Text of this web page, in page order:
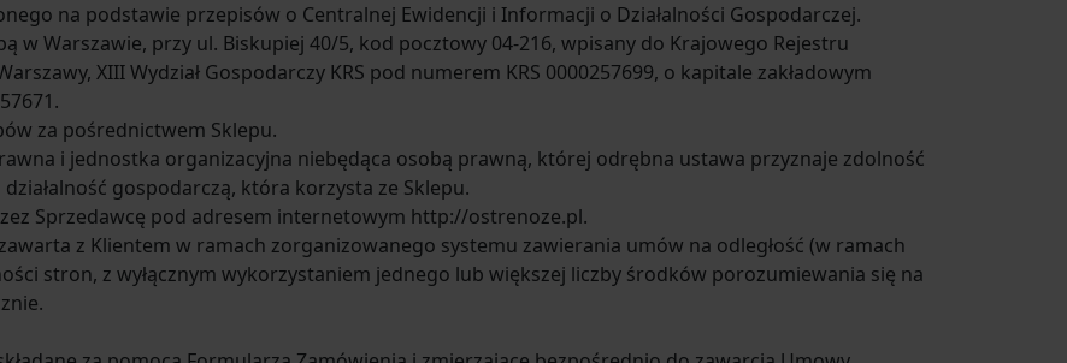
na podstawie przepisów o Centralnej Ewidencji i Informacji o Działalności Gospodarczej.
w Warszawie, przy ul. Biskupiej 40/5, kod pocztowy 04-216, wpisany do Krajowego Rejestru
XIII Wydział Gospodarczy KRS pod numerem KRS 0000257699, o kapitale zakładowym
za pośrednictwem Sklepu.
i jednostka organizacyjna niebędąca osobą prawną, której odrębna ustawa przyznaje zdolność
gospodarczą, która korzysta ze Sklepu.
Sprzedawcę pod adresem internetowym http://ostrenoze.pl.
z Klientem w ramach zorganizowanego systemu zawierania umów na odległość (w ramach
stron, z wyłącznym wykorzystaniem jednego lub większej liczby środków porozumiewania się na